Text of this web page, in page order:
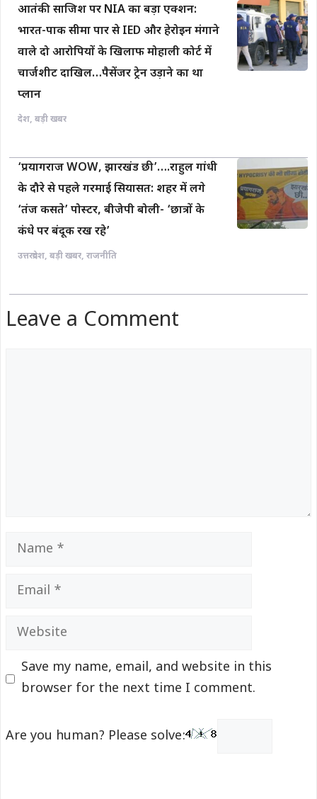
आतंकी साजिश पर NIA का बड़ा एक्शन:
भारत-पाक सीमा पार से IED और हेरोइन मंगाने
वाले दो आरोपियों के खिलाफ मोहाली कोर्ट में
चार्जशीट दाखिल…पैसेंजर ट्रेन उड़ाने का था
प्लान
देश, बड़ी खबर
‘प्रयागराज WOW, झारखंड छी’….राहुल गांधी
के दौरे से पहले गरमाई सियासत: शहर में लगे
‘तंज कसते’ पोस्टर, बीजेपी बोली- ‘छात्रों के
कंधे पर बंदूक रख रहे’
उत्तरप्रदेश, बड़ी खबर, राजनीति
Leave a Comment
Name
Email
Website
Save my name, email, and website in this
browser for the next time I comment.
Are you human? Please solve: